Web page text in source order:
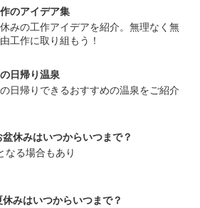
のアイデア集
みの工作アイデアを紹介。無理なく無
工作に取り組もう！
日帰り温泉
日帰りできるおすすめの温泉をご紹介
休みはいつからいつまで？
なる場合もあり
みはいつからいつまで？